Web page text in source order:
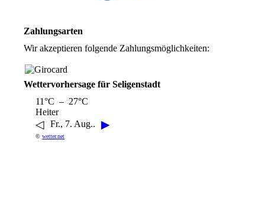
Zahlungsarten
Wir akzeptieren folgende Zahlungsmöglichkeiten:
Wettervorhersage für Seligenstadt
11°C – 27°C
Heiter
◁ Fr., 7. Aug.. ▶
© wetter.net